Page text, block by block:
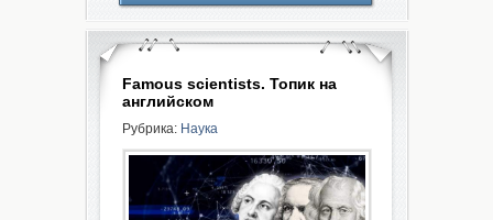
Famous scientists. Топик на
английском
Рубрика: Наука